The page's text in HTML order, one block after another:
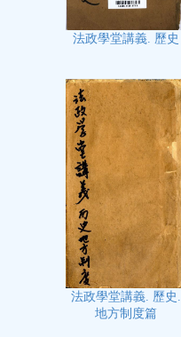
法政學堂講義. 歷史
法政學堂講義. 歷史.
地方制度篇